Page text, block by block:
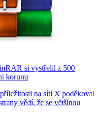
si vystřelil z 500
korunu
na síti X poděkoval
vědí, že se většinou